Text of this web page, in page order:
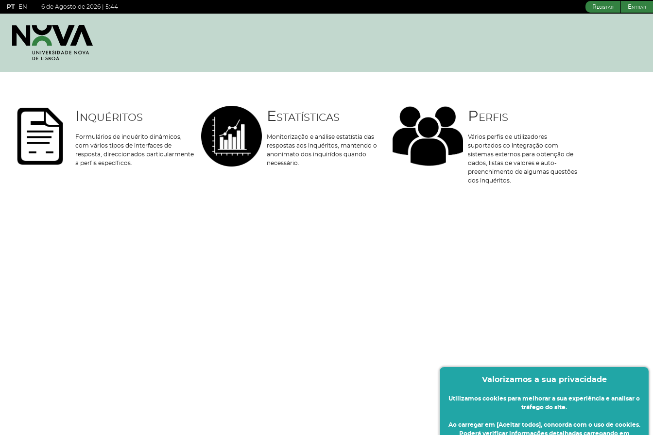
PT EN 6 de Agosto de 2026 | 5:44 Registar Entrar
Inquéritos
Formulários de inquérito dinâmicos,
com vários tipos de interfaces de
resposta, direccionados particularmente
a perfis específicos.
Estatísticas
Monitorização e análise estatístia das
respostas aos inquéritos, mantendo o
anonimato dos inquirídos quando
necessário.
Perfis
Vários perfis de utilizadores
suportados co integração com
sistemas externos para obtenção de
dados, listas de valores e auto-
preenchimento de algumas questões
dos inquéritos.
Valorizamos a sua privacidade
Utilizamos cookies para melhorar a sua experiência e analisar o
tráfego do site.
Ao carregar em [Aceitar todos], concorda com o uso de cookies.
Poderá verificar informações detalhadas carregando em